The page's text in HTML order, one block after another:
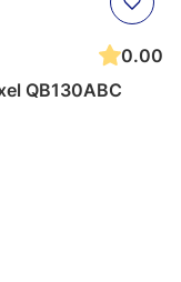
0.00
QB130ABC